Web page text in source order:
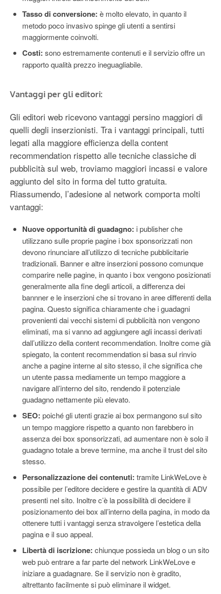
Tasso di conversione: è molto elevato, in quanto il
metodo poco invasivo spinge gli utenti a sentirsi
maggiormente coinvolti.
Costi: sono estremamente contenuti e il servizio offre un
rapporto qualità prezzo ineguagliabile.
Vantaggi per gli editori:
Gli editori web ricevono vantaggi persino maggiori di
quelli degli inserzionisti. Tra i vantaggi principali, tutti
legati alla maggiore efficienza della content
recommendation rispetto alle tecniche classiche di
pubblicità sul web, troviamo maggiori incassi e valore
aggiunto del sito in forma del tutto gratuita.
Riassumendo, l’adesione al network comporta molti
vantaggi:
Nuove opportunità di guadagno: i publisher che
utilizzano sulle proprie pagine i box sponsorizzati non
devono rinunciare all’utilizzo di tecniche pubblicitarie
tradizionali. Banner e altre inserzioni possono comunque
comparire nelle pagine, in quanto i box vengono posizionati
generalmente alla fine degli articoli, a differenza dei
bannner e le inserzioni che si trovano in aree differenti della
pagina. Questo significa chiaramente che i guadagni
provenienti dai vecchi sistemi di pubblicità non vengono
eliminati, ma si vanno ad aggiungere agli incassi derivati
dall’utilizzo della content recommendation. Inoltre come già
spiegato, la content recommendation si basa sul rinvio
anche a pagine interne al sito stesso, il che significa che
un utente passa mediamente un tempo maggiore a
navigare all’interno del sito, rendendo il potenziale
guadagno nettamente più elevato.
SEO: poiché gli utenti grazie ai box permangono sul sito
un tempo maggiore rispetto a quanto non farebbero in
assenza dei box sponsorizzati, ad aumentare non è solo il
guadagno totale a breve termine, ma anche il trust del sito
stesso.
Personalizzazione dei contenuti: tramite LinkWeLove è
possibile per l’editore decidere e gestire la quantità di ADV
presenti nel sito. Inoltre c’è la possibilità di decidere il
posizionamento dei box all’interno della pagina, in modo da
ottenere tutti i vantaggi senza stravolgere l’estetica della
pagina e il suo appeal.
Libertà di iscrizione: chiunque possieda un blog o un sito
web può entrare a far parte del network LinkWeLove e
iniziare a guadagnare. Se il servizio non è gradito,
altrettanto facilmente si può eliminare il widget.